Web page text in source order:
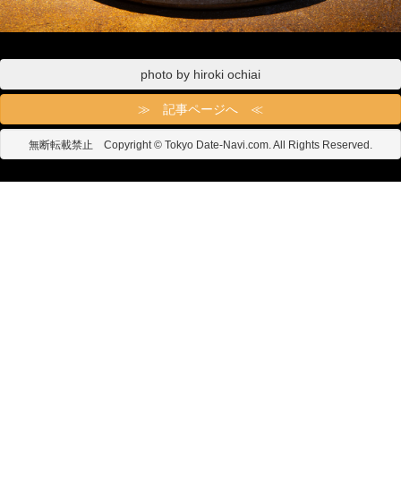
photo by hiroki ochiai
≫ 記事ページへ ≪
無断転載禁止 Copyright © Tokyo Date-Navi.com. All Rights Reserved.